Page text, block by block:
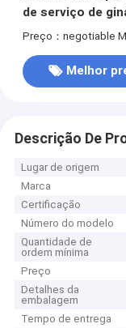
de serviço de
fitness piso de
Preço：negotiable
Melhor
Descrição De
Lugar de origem
Marca
Certificação
Número do modelo
Quantidade de
ordem mínima
Preço
Detalhes da
embalagem
Tempo de entrega